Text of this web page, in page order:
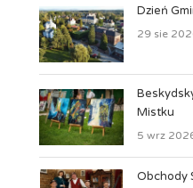
Dzień
29 sie
Mistku
5 wrz
Obchody